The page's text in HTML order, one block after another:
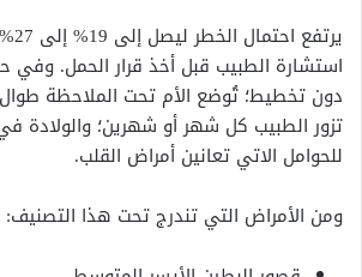
استشارة الطبيب قبل أخذ قرار الحمل. وفي
دون تخطيط؛ تُوضع الأم تحت الملاحظة
تزور الطبيب كل شهر أو شهرين؛ والولادة
للحوامل الاتي تعانين أمراض القلب.
ومن الأمراض التي تندرج تحت هذا التصنيف: